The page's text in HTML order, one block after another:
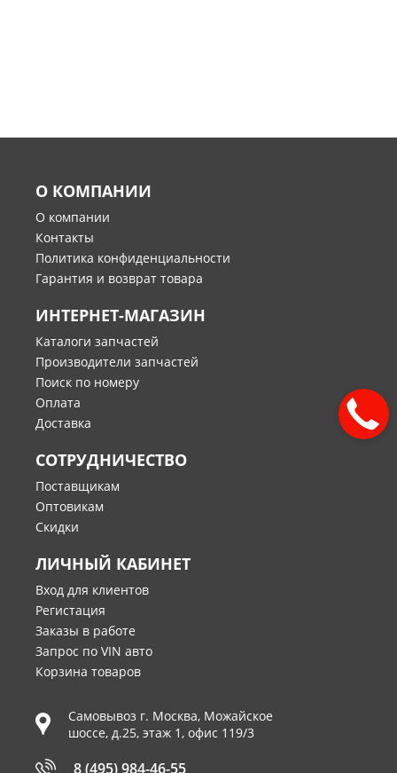
О КОМПАНИИ
О компании
Контакты
Политика конфиденциальности
Гарантия и возврат товара
ИНТЕРНЕТ-МАГАЗИН
Каталоги запчастей
Производители запчастей
Поиск по номеру
Оплата
Доставка
СОТРУДНИЧЕСТВО
Поставщикам
Оптовикам
Скидки
ЛИЧНЫЙ КАБИНЕТ
Вход для клиентов
Регистация
Заказы в работе
Запрос по VIN авто
Корзина товаров
Самовывоз г. Москва, Можайское
шоссе, д.25, этаж 1, офис 119/3
8 (495) 984-46-55